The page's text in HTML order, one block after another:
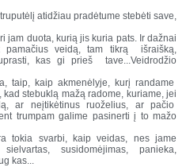
atidžiau pradėtume stebėti save,
jam duota, kurią jis kuria pats. Ir dažnai
pamačius veidą, tam tikrą išraišką,
kas gi prieš tave...Veidrodžio
taip, kaip akmenėlyje, kurį randame
stebuklą mažą radome, kuriame, jei
ar neįtikėtinus ruoželius, ar pačio
trumpam galime pasinerti į to mažo
tokia svarbi, kaip veidas, nes jame
susidomėjimas, panieka,
kas...